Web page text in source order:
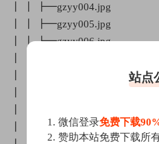
┃ ┃ ┣━gzyy004.jpg
┃ ┃ ┣━gzyy005.jpg
┃ ┃ ┣━gzyy006.jpg
┃ ┃ ┣━gzyy011.jpg
站点
1. 微信登录免费下载
2. 赞助本站免费下载所